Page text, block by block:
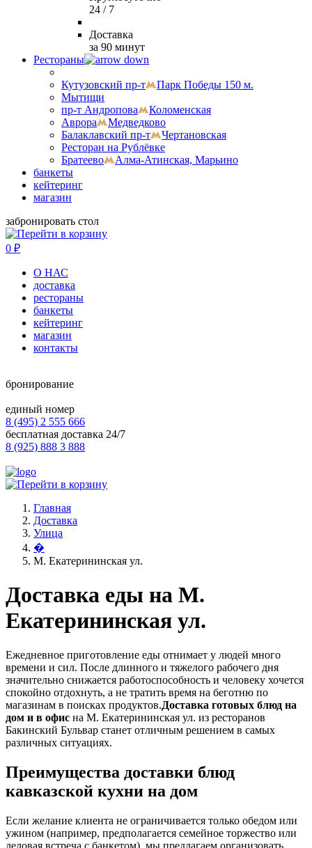
24 / 7
Доставка
за 90 минут
Рестораны
Кутузовский пр-т
Парк Победы 150 м.
Мытищи
пр-т Андропова
Коломенская
Аврора
Медведково
Балаклавский пр-т
Чертановская
Ресторан на Рублёвке
Братеево
Алма-Атинская, Марьино
банкеты
кейтеринг
магазин
забронировать стол
0 ₽
О НАС
доставка
рестораны
банкеты
кейтеринг
магазин
контакты
бронирование
единый номер
8 (495) 2 555 666
бесплатная доставка 24/7
8 (925) 888 3 888
Главная
Доставка
Улица
�
М. Екатерининская ул.
Доставка еды на М.
Екатерининская ул.
Ежедневное приготовление еды отнимает у людей много
времени и сил. После длинного и тяжелого рабочего дня
значительно снижается работоспособность и человеку хочется
спокойно отдохнуть, а не тратить время на беготню по
магазинам в поисках продуктов.Доставка готовых блюд на
дом и в офис на М. Екатерининская ул. из ресторанов
Бакинский Бульвар станет отличным решением в самых
различных ситуациях.
Преимущества доставки блюд
кавказской кухни на дом
Если желание клиента не ограничивается только обедом или
ужином (например, предполагается семейное торжество или
деловая встреча с банкетом), мы предлагаем организовать